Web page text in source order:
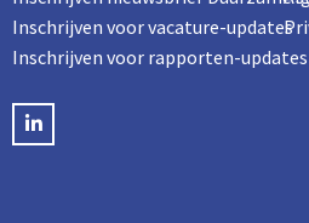
Inschrijven voor vacature-updates
Inschrijven voor rapporten-updates
LinkedIN